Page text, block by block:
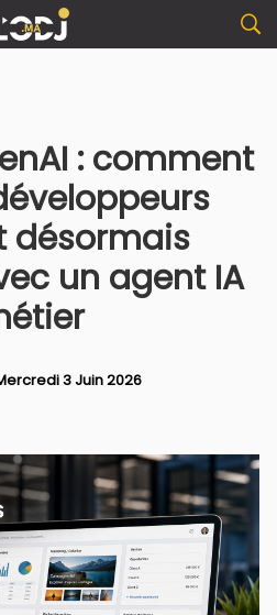
: comment
désormais
un agent IA
3 Juin 2026